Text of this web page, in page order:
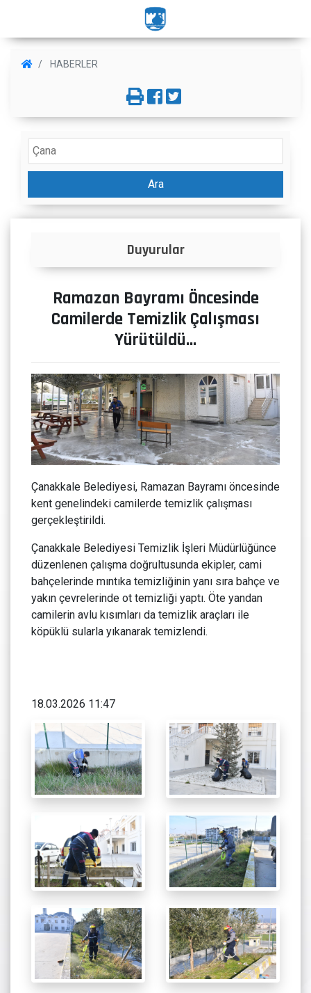
HABERLER
Ara
İlanlar
Ramazan Bayramı Öncesinde
Camilerde Temizlik Çalışması
Yürütüldü…
Çanakkale Belediyesi, Ramazan Bayramı öncesinde
kent genelindeki camilerde temizlik çalışması
gerçekleştirildi.
Çanakkale Belediyesi Temizlik İşleri Müdürlüğünce
düzenlenen çalışma doğrultusunda ekipler, cami
bahçelerinde mıntıka temizliğinin yanı sıra bahçe ve
yakın çevrelerinde ot temizliği yaptı. Öte yandan
camilerin avlu kısımları da temizlik araçları ile
köpüklü sularla yıkanarak temizlendi.
18.03.2026 11:47